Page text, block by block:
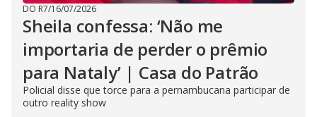
DO R7/16/07/2026
Sheila confessa: ‘Não me
importaria de perder o prêmio
para Nataly’ | Casa do Patrão
Policial disse que torce para a pernambucana participar de
outro reality show